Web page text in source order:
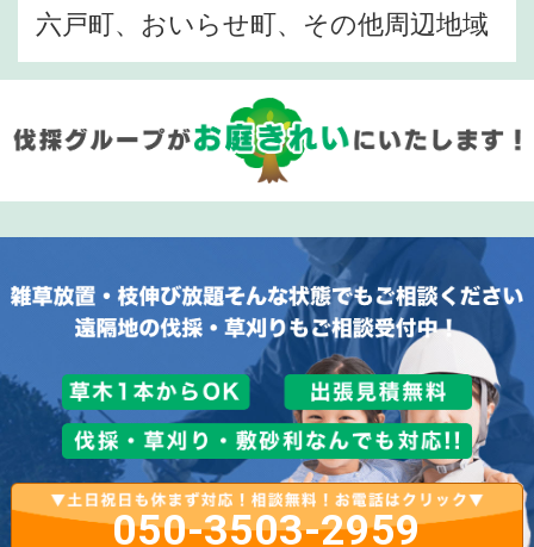
六戸町、おいらせ町、その他周辺地域
050-3503-2959